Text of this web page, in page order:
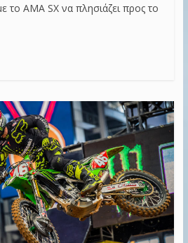
το AMA SX να πλησιάζει προς το